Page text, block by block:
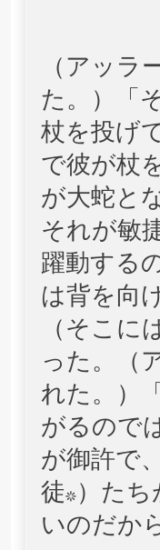
（アッ
た。）「
杖を投げ
で彼が杖
が大蛇と
それが敏
躍動する
は背を向
（そこ
った。（
れた。）
がるので
が御許で
徒*）た
いのだか